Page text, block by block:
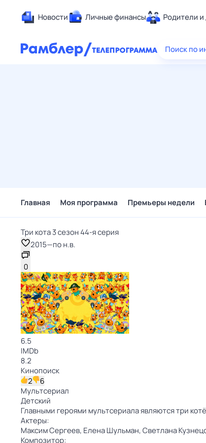
Новости Личные финансы Родители и
Поиск по
Главная Моя программа Премьеры недели
Три кота 3 сезон 44-я серия
2015—по н.в.
0
6.5
IMDb
8.2
Кинопоиск
2
6
Мультсериал
Детский
Главными героями мультсериала являются три
Актеры:
Максим Сергеев, Елена Шульман,Светлана
Композитор: